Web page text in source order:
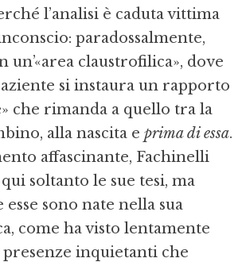
l’analisi è caduta vittima
paradossalmente,
un’«area claustrofilica», dove
si instaura un rapporto
che rimanda a quello tra la
alla nascita e prima di essa.
affascinante, Fachinelli
soltanto le sue tesi, ma
sono nate nella sua
come ha visto lentamente
inquietanti che